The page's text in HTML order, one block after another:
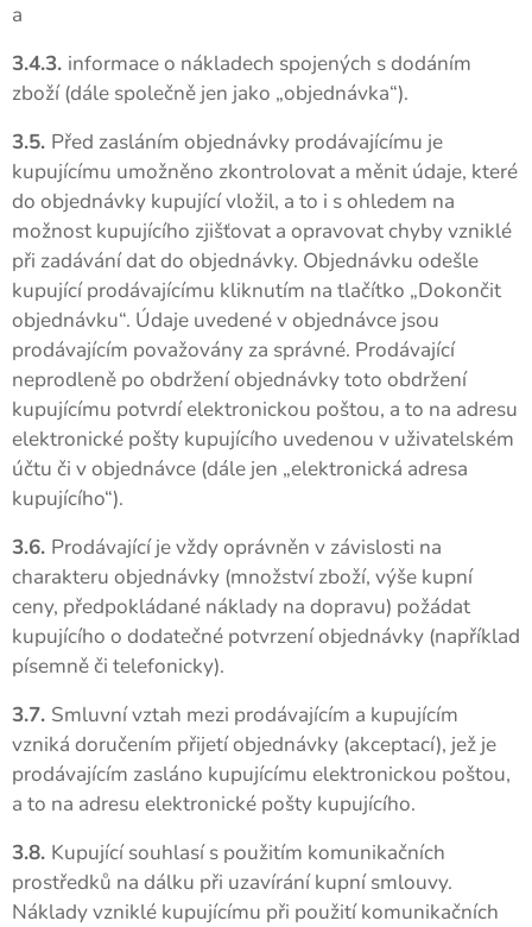
a
3.4.3. informace o nákladech spojených s dodáním
zboží (dále společně jen jako „objednávka“).
3.5. Před zasláním objednávky prodávajícímu je
kupujícímu umožněno zkontrolovat a měnit údaje, které
do objednávky kupující vložil, a to i s ohledem na
možnost kupujícího zjišťovat a opravovat chyby vzniklé
při zadávání dat do objednávky. Objednávku odešle
kupující prodávajícímu kliknutím na tlačítko „Dokončit
objednávku“. Údaje uvedené v objednávce jsou
prodávajícím považovány za správné. Prodávající
neprodleně po obdržení objednávky toto obdržení
kupujícímu potvrdí elektronickou poštou, a to na adresu
elektronické pošty kupujícího uvedenou v uživatelském
účtu či v objednávce (dále jen „elektronická adresa
kupujícího“).
3.6. Prodávající je vždy oprávněn v závislosti na
charakteru objednávky (množství zboží, výše kupní
ceny, předpokládané náklady na dopravu) požádat
kupujícího o dodatečné potvrzení objednávky (například
písemně či telefonicky).
3.7. Smluvní vztah mezi prodávajícím a kupujícím
vzniká doručením přijetí objednávky (akceptací), jež je
prodávajícím zasláno kupujícímu elektronickou poštou,
a to na adresu elektronické pošty kupujícího.
3.8. Kupující souhlasí s použitím komunikačních
prostředků na dálku při uzavírání kupní smlouvy.
Náklady vzniklé kupujícímu při použití komunikačních